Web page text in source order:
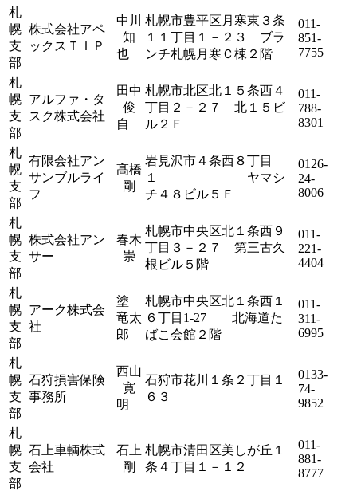
札
幌
支
部
株式会社アペ
ックスＴＩＰ
中川
知
也
札幌市豊平区月寒東３条
１１丁目１－２３ ブラ
ンチ札幌月寒Ｃ棟２階
011-
851-
7755
札
幌
支
部
アルファ・タ
スク株式会社
田中
俊
自
札幌市北区北１５条西４
丁目２－２７ 北１５ビ
ル２Ｆ
011-
788-
8301
札
幌
支
部
有限会社アン
サンブルライ
フ
髙橋
剛
岩見沢市４条西８丁目
１ ヤマシ
チ４８ビル５Ｆ
0126-
24-
8006
札
幌
支
部
株式会社アン
サー
春木
崇
札幌市中央区北１条西９
丁目３－２７ 第三古久
根ビル５階
011-
221-
4404
札
幌
支
部
アーク株式会
社
塗
竜太
郎
札幌市中央区北１条西１
６丁目1-27 北海道た
ばこ会館２階
011-
311-
6995
札
幌
支
部
石狩損害保険
事務所
西山
寛
明
石狩市花川１条２丁目１
６３
0133-
74-
9852
札
幌
支
部
石上車輌株式
会社
石上
剛
札幌市清田区美しが丘１
条４丁目１－１２
011-
881-
8777